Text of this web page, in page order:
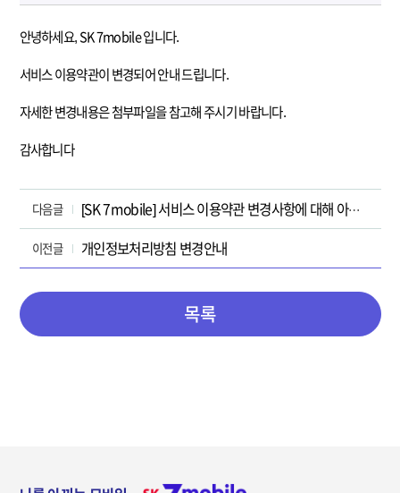
안녕하세요, SK 7mobile 입니다.
서비스 이용약관이 변경되어 안내 드립니다.
자세한 변경내용은 첨부파일을 참고해 주시기 바랍니다.
감사합니다
다음글 [SK 7mobile] 서비스 이용약관 변경사항에 대해 아래와 같이 안내해드립니다.(25/9/1)
이전글 개인정보처리방침 변경안내
목록